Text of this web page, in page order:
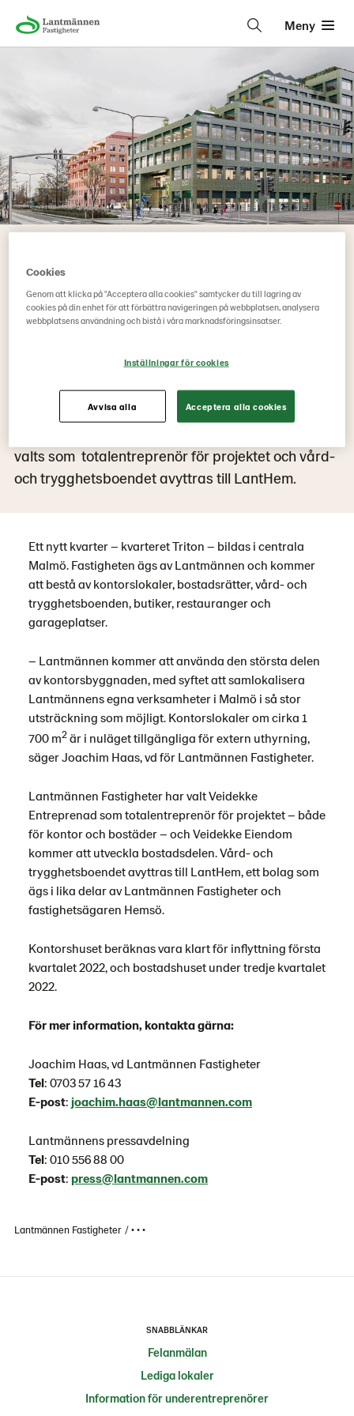
Meny
kvarteret Triton i Malmö
12 februari 2020
Lantmännen utvecklar ett nytt kvarter i Malmö
hamn, som kommer att bestå av bland annat
kontorslokaler, bostäder och vård- och
valts som totalentreprenör för projektet och vård-
och trygghetsboendet avyttras till LantHem.
Ett nytt kvarter – kvarteret Triton – bildas i centrala
Malmö. Fastigheten ägs av Lantmännen och kommer
att bestå av kontorslokaler, bostadsrätter, vård- och
trygghetsboenden, butiker, restauranger och
garageplatser.
– Lantmännen kommer att använda den största delen
av kontorsbyggnaden, med syftet att samlokalisera
Lantmännens egna verksamheter i Malmö i så stor
utsträckning som möjligt. Kontorslokaler om cirka 1
700 m2är i nuläget tillgängliga för extern uthyrning,
säger Joachim Haas, vd för Lantmännen Fastigheter.
Lantmännen Fastigheter har valt Veidekke
Entreprenad som totalentreprenör för projektet – både
för kontor och bostäder – och Veidekke Eiendom
kommer att utveckla bostadsdelen. Vård- och
trygghetsboendet avyttras till LantHem, ett bolag som
ägs i lika delar av Lantmännen Fastigheter och
fastighetsägaren Hemsö.
Kontorshuset beräknas vara klart för inflyttning första
kvartalet 2022, och bostadshuset under tredje kvartalet
2022.
För mer information, kontakta gärna:
Joachim Haas, vd Lantmännen Fastigheter
Tel: 0703 57 16 43
E-post: joachim.haas@lantmannen.com
Lantmännens pressavdelning
Tel: 010 556 88 00
E-post: press@lantmannen.com
Lantmännen Fastigheter • • •
SNABBLÄNKAR
Felanmälan
Lediga lokaler
Information för underentreprenörer
Cookies
Genom att klicka på "Acceptera alla cookies" samtycker du till lagring av
cookies på din enhet för att förbättra navigeringen på webbplatsen, analysera
webbplatsens användning och bistå i våra marknadsföringsinsatser.
Inställningar för cookies
Avvisa alla Acceptera alla cookies